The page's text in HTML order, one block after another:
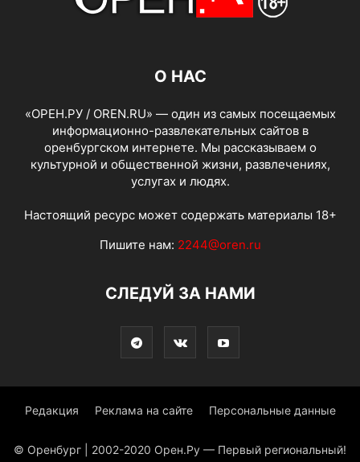
О НАС
«ОРЕН.РУ / OREN.RU» — один из самых посещаемых
информационно-развлекательных сайтов в
оренбургском интернете. Мы рассказываем о
культурной и общественной жизни, развлечениях,
услугах и людях.
Настоящий ресурс может содержать материалы 18+
Пишите нам: 2244@oren.ru
СЛЕДУЙ ЗА НАМИ
Редакция Реклама на сайте Персональные данные
© Оренбург | 2002-2020 Орен.Ру — Первый региональный!